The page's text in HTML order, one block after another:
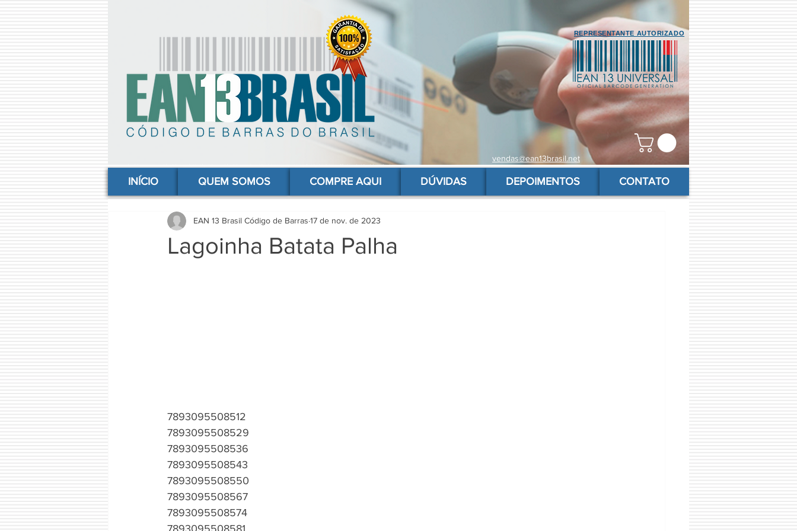
vendas@ean13brasil.net
REPRESENTANTE AUTORIZADO
comprar codigo de barras, comprar código de barras, adquirir código de barras, código de barras online, código de barras para produtos, gs1, código brasileiro, ean 13 universal, código de barras barato
INÍCIO QUEM SOMOS COMPRE AQUI DÚVIDAS DEPOIMENTOS CONTATO
Lagoinha Batata Palha
EAN 13 Brasil Código de Barras 17 de nov. de 2023
7893095508512
7893095508529
7893095508536
7893095508543
7893095508550
7893095508567
7893095508574